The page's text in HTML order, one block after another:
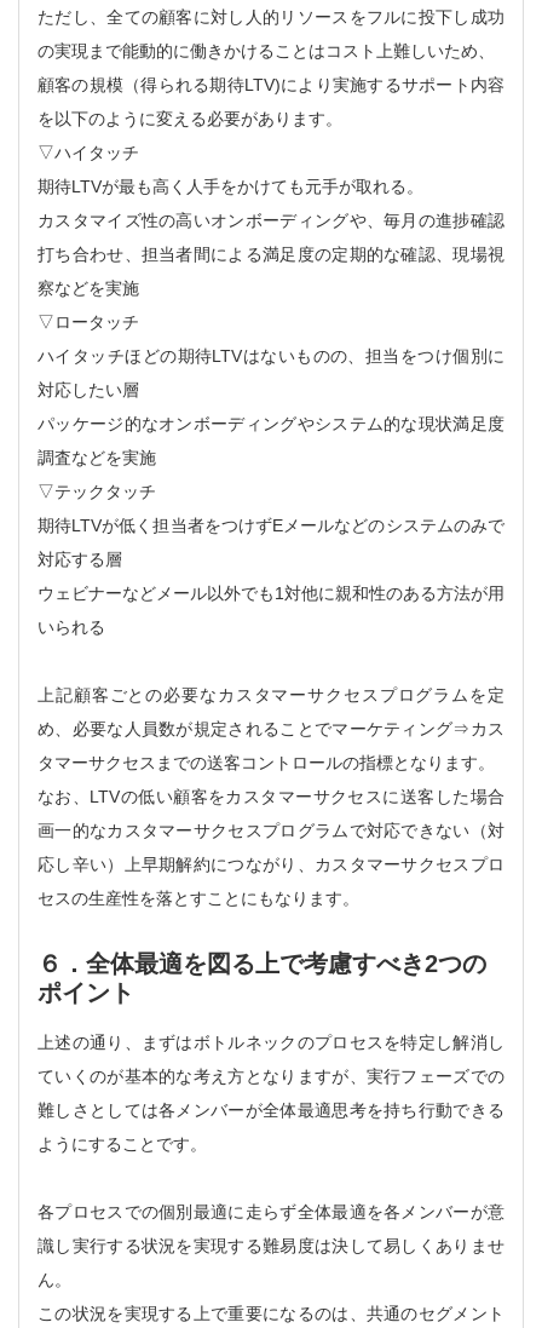
ただし、全ての顧客に対し人的リソースをフルに投下し成功
の実現まで能動的に働きかけることはコスト上難しいため、
顧客の規模（得られる期待LTV)により実施するサポート内容
を以下のように変える必要があります。
▽ハイタッチ
期待LTVが最も高く人手をかけても元手が取れる。
カスタマイズ性の高いオンボーディングや、毎月の進捗確認
打ち合わせ、担当者間による満足度の定期的な確認、現場視
察などを実施
▽ロータッチ
ハイタッチほどの期待LTVはないものの、担当をつけ個別に
対応したい層
パッケージ的なオンボーディングやシステム的な現状満足度
調査などを実施
▽テックタッチ
期待LTVが低く担当者をつけずEメールなどのシステムのみで
対応する層
ウェビナーなどメール以外でも1対他に親和性のある方法が用
いられる
上記顧客ごとの必要なカスタマーサクセスプログラムを定
め、必要な人員数が規定されることでマーケティング⇒カス
タマーサクセスまでの送客コントロールの指標となります。
なお、LTVの低い顧客をカスタマーサクセスに送客した場合
画一的なカスタマーサクセスプログラムで対応できない（対
応し辛い）上早期解約につながり、カスタマーサクセスプロ
セスの生産性を落とすことにもなります。
６．全体最適を図る上で考慮すべき2つの
ポイント
上述の通り、まずはボトルネックのプロセスを特定し解消し
ていくのが基本的な考え方となりますが、実行フェーズでの
難しさとしては各メンバーが全体最適思考を持ち行動できる
ようにすることです。
各プロセスでの個別最適に走らず全体最適を各メンバーが意
識し実行する状況を実現する難易度は決して易しくありませ
ん。
この状況を実現する上で重要になるのは、共通のセグメント